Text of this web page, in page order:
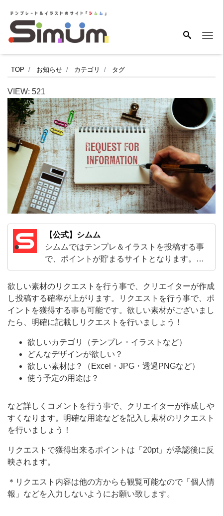
欲
し
い
素
材
の
リ
エ
ス
を
行
事
で、
ク
リ
エ
イ
タ
ー
が
作
成
し
投
す
TOP お知らせ カテゴリ タグ
VIEW: 521
【公式】シムム
シムムではテンプレ＆イラストを投稿する事
で、ポイントが貯まるサイトとなります。
色々なイラストからダウンロードし利用する
事も可能です！色々な用途で利用する事が可
能です！
欲しい素材のリクエストを行う事で、クリエイターが作成
し投稿する確率が上がります。リクエストを行う事で、ポ
イントを獲得する事も可能です。欲しい素材がございまし
たら、明確に記載しリクエストを行いましょう！
欲しいカテゴリ（テンプレ・イラストなど）
どんなデザインが欲しい？
欲しい素材は？（Excel・JPG・透過PNGなど）
使う予定の用途は？
など詳しくコメントを行う事で、クリエイターが作成しや
すくなります。明確な用途などを記入し素材のリクエスト
を行いましょう！
リクエストで獲得出来るポイントは「20pt」が承認後に反
映されます。
＊リクエスト内容は他の方からも観覧可能なので「個人情
報」などを入力しないようにお願い致します。